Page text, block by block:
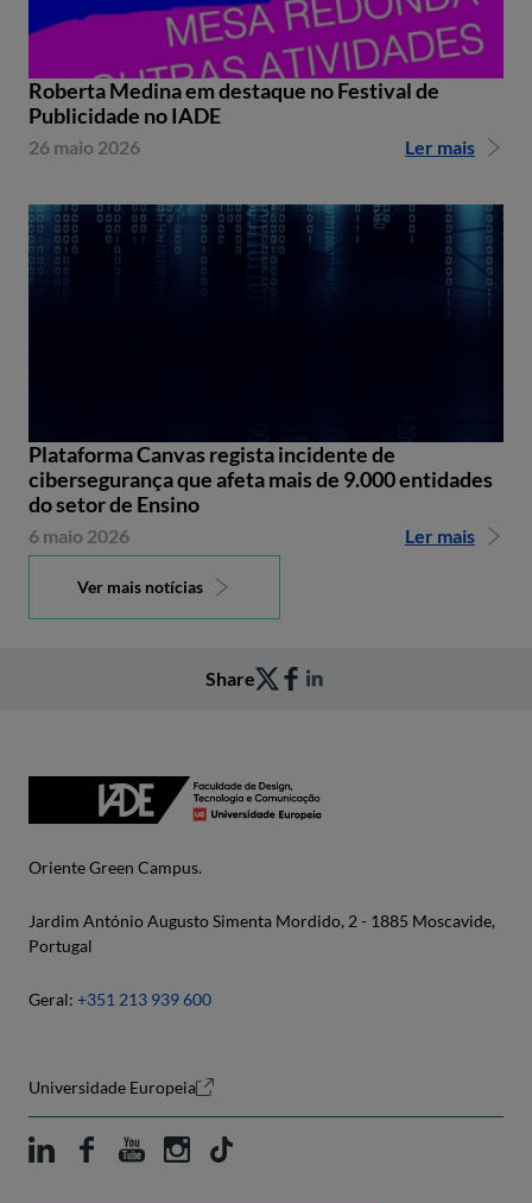
Roberta Medina em destaque no Festival de
Publicidade no IADE
26 maio 2026 Ler mais
Plataforma Canvas regista incidente de
cibersegurança que afeta mais de 9.000 entidades
do setor de Ensino
6 maio 2026 Ler mais
Ver mais notícias
Share
Oriente Green Campus.
Jardim António Augusto Simenta Mordido, 2 - 1885 Moscavide,
Portugal
Geral: +351 213 939 600
Universidade Europeia